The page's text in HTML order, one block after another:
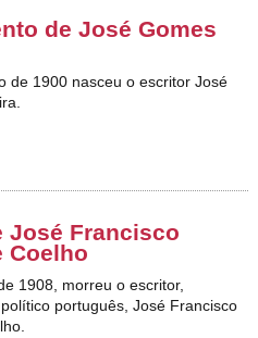
de José Gomes
de 1900 nasceu o escritor José
José Francisco
Coelho
1908, morreu o escritor,
português, José Francisco